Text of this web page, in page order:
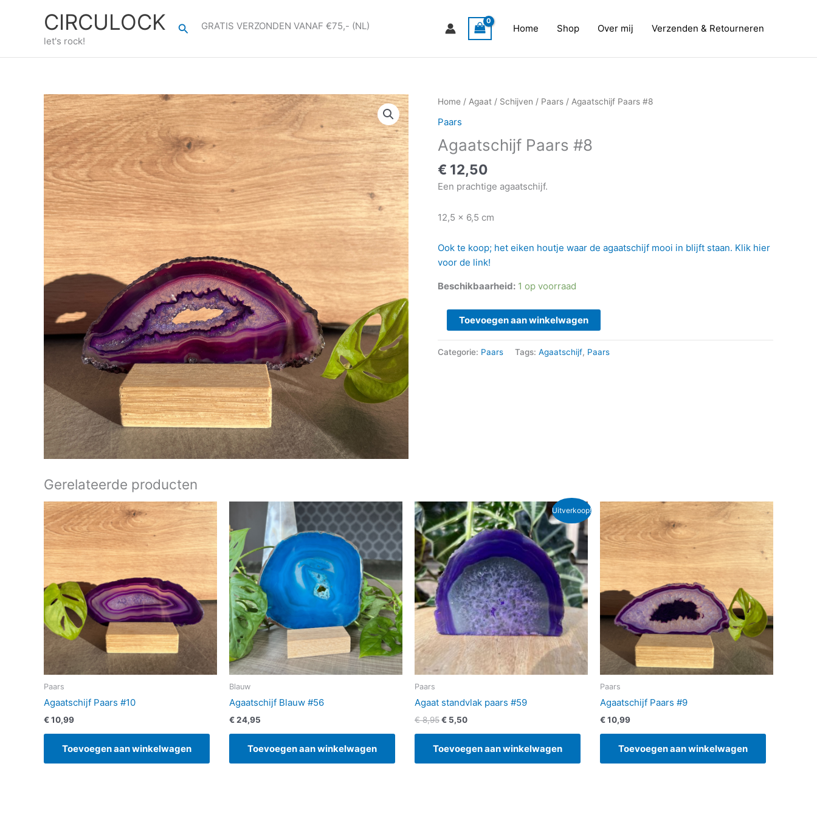
CIRCULOCK
let's rock!
ZoekenGRATIS VERZONDEN VANAF €75,- (NL) Home Shop Over mij Verzenden & Retourneren
Home / Agaat / Schijven / Paars / Agaatschijf Paars #8
Paars
Agaatschijf Paars #8
€ 12,50
Een prachtige agaatschijf.
12,5 x 6,5 cm
Ook te koop; het eiken houtje waar de agaatschijf mooi in blijft staan. Klik hier
voor de link!
Beschikbaarheid: 1 op voorraad
Agaatschijf
#8
aantal
Toevoegen aan winkelwagen
Categorie: Paars Tags: Agaatschijf, Paars
Gerelateerde producten
Paars
Agaatschijf Paars #10
€10,99
Toevoegen aan winkelwagen
Blauw
Agaatschijf Blauw #56
€24,95
Toevoegen aan winkelwagen
Uitverkoop!
Paars
Agaat standvlak paars #59
€8,95
Oorspronkelijke
prijs
was:
€ 8,95.
€ 5,50
Huidige
prijs
is:
€ 5,50.
Toevoegen aan winkelwagen
Paars
Agaatschijf Paars #9
€10,99
Toevoegen aan winkelwagen